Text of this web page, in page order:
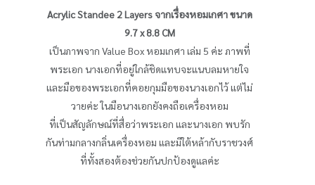
Acrylic Standee 2 Layers จากเรื่องหอมเกศา ขนาด
9.7 x 8.8 CM
เป็นภาพจาก Value Box หอมเกศา เล่ม 5 ค่ะ ภาพที่
พระเอก นางเอกที่อยู่ใกล้ชิดแทบจะแนบลมหายใจ
และมือของพระเอกที่คอยกุมมือของนางเอกไว้ แต่ไม่
วายค่ะ ในมือนางเอกยังคงถือเครื่องหอม
ที่เป็นสัญลักษณ์ที่สื่อว่าพระเอก และนางเอก พบรัก
กันท่ามกลางกลิ่นเครื่องหอม และมีใต้หล้ากับราชวงศ์
ที่ทั้งสองต้องช่วยกันปกป้องดูแลค่ะ